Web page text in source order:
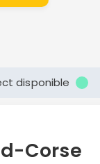
disponible
Corse